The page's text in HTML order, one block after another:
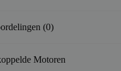
(0)
Motoren